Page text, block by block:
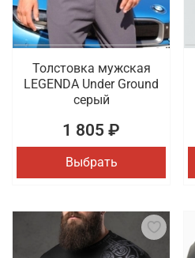
Толстовка мужская
LEGENDA Under Ground
серый
1 805 ₽
Выбрать